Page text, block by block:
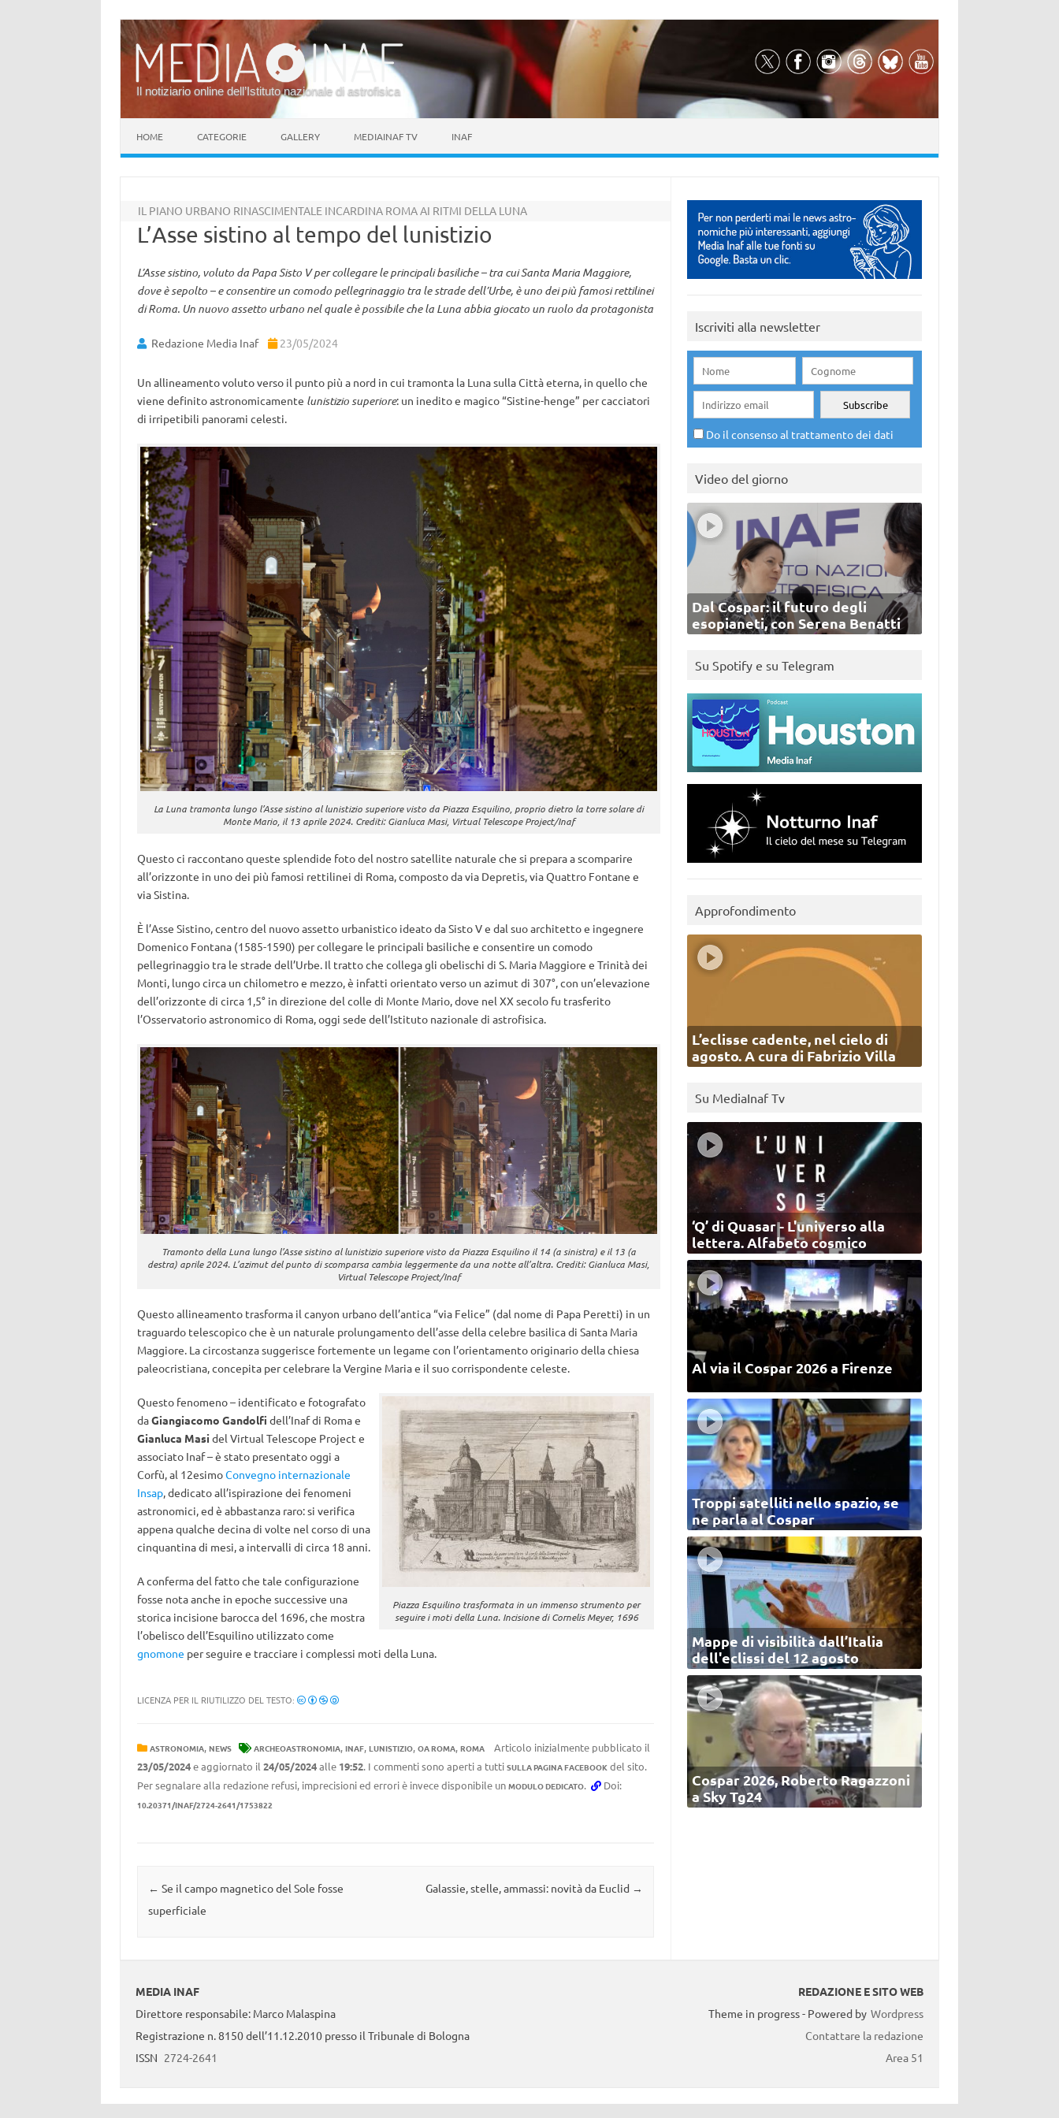
Il notiziario online dell’Istituto nazionale di astrofisica
HOME CATEGORIE GALLERY MEDIAINAF TV INAF
IL PIANO URBANO RINASCIMENTALE INCARDINA ROMA AI RITMI DELLA LUNA
L’Asse sistino al tempo del lunistizio
L’Asse sistino, voluto da Papa Sisto V per collegare le principali basiliche – tra cui Santa Maria Maggiore,
dove è sepolto – e consentire un comodo pellegrinaggio tra le strade dell’Urbe, è uno dei più famosi rettilinei
di Roma. Un nuovo assetto urbano nel quale è possibile che la Luna abbia giocato un ruolo da protagonista
Redazione Media Inaf 23/05/2024
Un allineamento voluto verso il punto più a nord in cui tramonta la Luna sulla Città eterna, in quello che
viene definito astronomicamente lunistizio superiore: un inedito e magico “Sistine-henge” per cacciatori
di irripetibili panorami celesti.
La Luna tramonta lungo l’Asse sistino al lunistizio superiore visto da Piazza Esquilino, proprio dietro la torre solare di
Monte Mario, il 13 aprile 2024. Crediti: Gianluca Masi, Virtual Telescope Project/Inaf
Questo ci raccontano queste splendide foto del nostro satellite naturale che si prepara a scomparire
all’orizzonte in uno dei più famosi rettilinei di Roma, composto da via Depretis, via Quattro Fontane e
via Sistina.
È l’Asse Sistino, centro del nuovo assetto urbanistico ideato da Sisto V e dal suo architetto e ingegnere
Domenico Fontana (1585-1590) per collegare le principali basiliche e consentire un comodo
pellegrinaggio tra le strade dell’Urbe. Il tratto che collega gli obelischi di S. Maria Maggiore e Trinità dei
Monti, lungo circa un chilometro e mezzo, è infatti orientato verso un azimut di 307°, con un’elevazione
dell’orizzonte di circa 1,5° in direzione del colle di Monte Mario, dove nel XX secolo fu trasferito
l’Osservatorio astronomico di Roma, oggi sede dell’Istituto nazionale di astrofisica.
Tramonto della Luna lungo l’Asse sistino al lunistizio superiore visto da Piazza Esquilino il 14 (a sinistra) e il 13 (a
destra) aprile 2024. L’azimut del punto di scomparsa cambia leggermente da una notte all’altra. Crediti: Gianluca Masi,
Virtual Telescope Project/Inaf
Questo allineamento trasforma il canyon urbano dell’antica “via Felice” (dal nome di Papa Peretti) in un
traguardo telescopico che è un naturale prolungamento dell’asse della celebre basilica di Santa Maria
Maggiore. La circostanza suggerisce fortemente un legame con l’orientamento originario della chiesa
paleocristiana, concepita per celebrare la Vergine Maria e il suo corrispondente celeste.
Piazza Esquilino trasformata in un immenso strumento per
seguire i moti della Luna. Incisione di Cornelis Meyer, 1696
Questo fenomeno – identificato e fotografato
daGiangiacomo Gandolfi dell’Inaf di Roma e
Gianluca Masi del Virtual Telescope Project e
associato Inaf – è stato presentato oggi a
Corfù, al 12esimoConvegno internazionale
Insap, dedicato all’ispirazione dei fenomeni
astronomici, ed è abbastanza raro: si verifica
appena qualche decina di volte nel corso di una
cinquantina di mesi, a intervalli di circa 18 anni.
A conferma del fatto che tale configurazione
fosse nota anche in epoche successive una
storica incisione barocca del 1696, che mostra
l’obelisco dell’Esquilino utilizzato come
gnomone per seguire e tracciare i complessi moti della Luna.
LICENZA PER IL RIUTILIZZO DEL TESTO:
ASTRONOMIA, NEWS ARCHEOASTRONOMIA, INAF, LUNISTIZIO, OA ROMA, ROMA
Articolo inizialmente pubblicato il
23/05/2024e aggiornato il 24/05/2024alle 19:52. I commenti sono aperti a tutti SULLA PAGINA FACEBOOKdel sito.
Per segnalare alla redazione refusi, imprecisioni ed errori è invece disponibile un MODULO DEDICATO. Doi:
10.20371/INAF/2724-2641/1753822
Navigazione articolo
← Se il campo magnetico del Sole fosse
superficiale
Galassie, stelle, ammassi: novità da Euclid →
Iscriviti alla newsletter
Do il consenso al trattamento dei dati
Video del giorno
Dal Cospar: il futuro degli
esopianeti, con Serena Benatti
Su Spotify e su Telegram
Approfondimento
L’eclisse cadente, nel cielo di
agosto. A cura di Fabrizio Villa
Su MediaInaf Tv
‘Q’ di Quasar - L'universo alla
lettera. Alfabeto cosmico
Al via il Cospar 2026 a Firenze
Troppi satelliti nello spazio, se
ne parla al Cospar
Mappe di visibilità dall’Italia
dell'eclissi del 12 agosto
Cospar 2026, Roberto Ragazzoni
a Sky Tg24
MEDIA INAF
Direttore responsabile: Marco Malaspina
Registrazione n. 8150 dell’11.12.2010 presso il Tribunale di Bologna
ISSN 2724-2641
REDAZIONE E SITO WEB
Theme in progress - Powered by Wordpress
Contattare la redazione
Area 51